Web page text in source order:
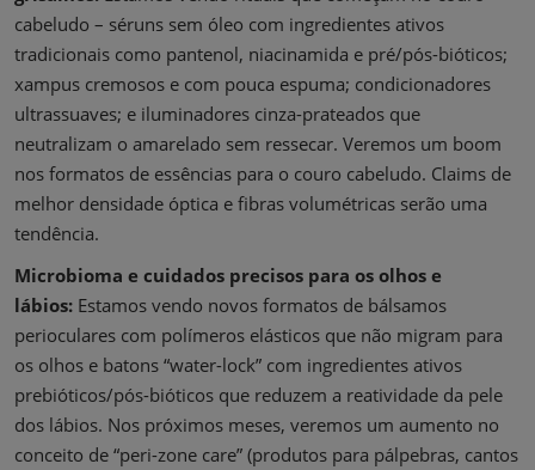
cabeludo – séruns sem óleo com ingredientes ativos
tradicionais como pantenol, niacinamida e pré/pós-bióticos;
xampus cremosos e com pouca espuma; condicionadores
ultrassuaves; e iluminadores cinza-prateados que
neutralizam o amarelado sem ressecar. Veremos um boom
nos formatos de essências para o couro cabeludo. Claims de
melhor densidade óptica e fibras volumétricas serão uma
tendência.
Microbioma e cuidados precisos para os olhos e
lábios: Estamos vendo novos formatos de bálsamos
perioculares com polímeros elásticos que não migram para
os olhos e batons “water-lock” com ingredientes ativos
prebióticos/pós-bióticos que reduzem a reatividade da pele
dos lábios. Nos próximos meses, veremos um aumento no
conceito de “peri-zone care” (produtos para pálpebras, cantos